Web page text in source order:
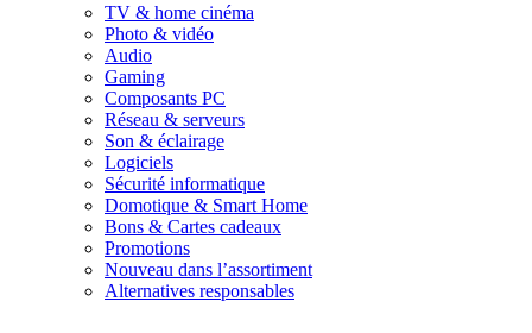
TV & home cinéma
Photo & vidéo
Audio
Gaming
Composants PC
Réseau & serveurs
Son & éclairage
Logiciels
Sécurité informatique
Domotique & Smart Home
Bons & Cartes cadeaux
Promotions
Nouveau dans l’assortiment
Alternatives responsables